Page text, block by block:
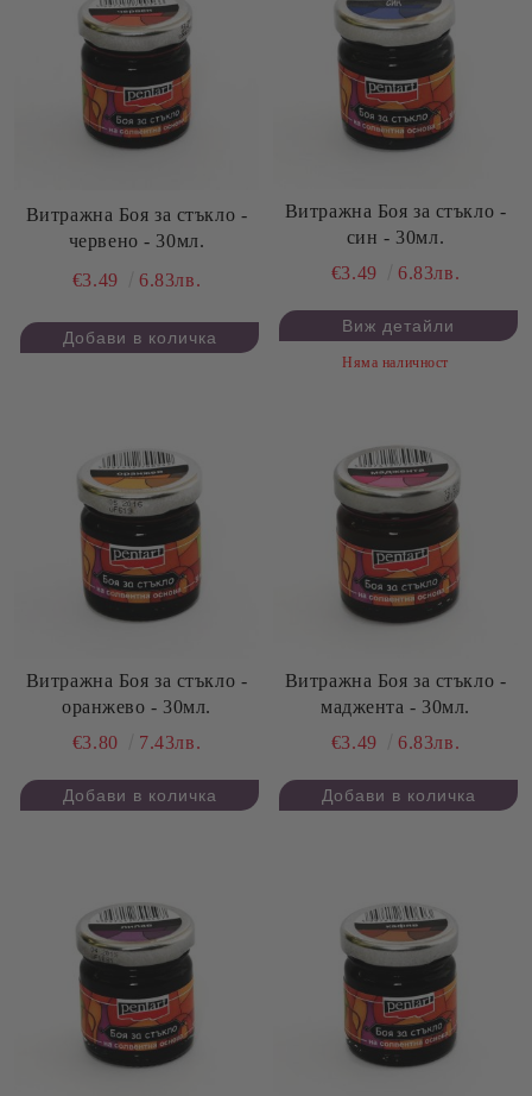
Витражна Боя за стъкло -
червено - 30мл.
€3.49
6.83лв.
Витражна Боя за стъкло -
син - 30мл.
€3.49
6.83лв.
Виж детайли
Няма наличност
Витражна Боя за стъкло -
оранжево - 30мл.
€3.80
7.43лв.
Витражна Боя за стъкло -
маджента - 30мл.
€3.49
6.83лв.